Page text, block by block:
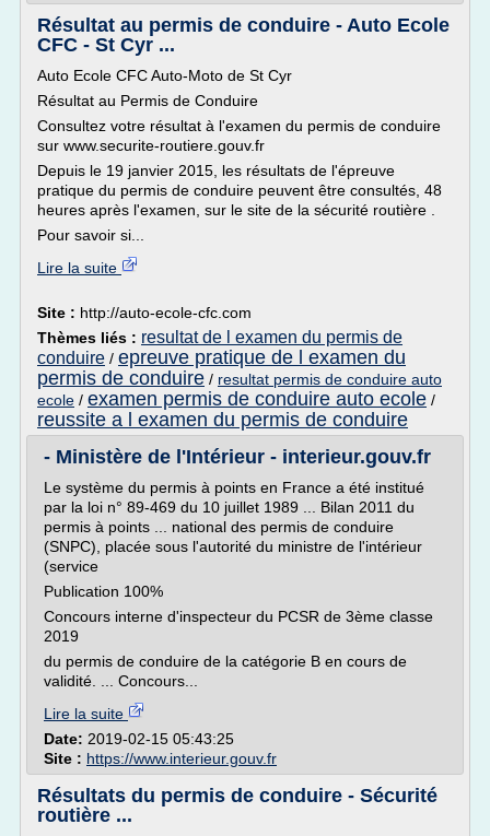
Résultat au permis de conduire - Auto Ecole
CFC - St Cyr ...
Auto Ecole CFC Auto-Moto de St Cyr
Résultat au Permis de Conduire
Consultez votre résultat à l'examen du permis de conduire
sur www.securite-routiere.gouv.fr
Depuis le 19 janvier 2015, les résultats de l'épreuve
pratique du permis de conduire peuvent être consultés, 48
heures après l'examen, sur le site de la sécurité routière .
Pour savoir si...
Lire la suite
Site : http://auto-ecole-cfc.com
Thèmes liés : resultat de l examen du permis de
conduire / epreuve pratique de l examen du
permis de conduire / resultat permis de conduire auto
ecole / examen permis de conduire auto ecole /
reussite a l examen du permis de conduire
- Ministère de l'Intérieur - interieur.gouv.fr
Le système du permis à points en France a été institué
par la loi n° 89-469 du 10 juillet 1989 ... Bilan 2011 du
permis à points ... national des permis de conduire
(SNPC), placée sous l'autorité du ministre de l'intérieur
(service
Publication 100%
Concours interne d'inspecteur du PCSR de 3ème classe
2019
du permis de conduire de la catégorie B en cours de
validité. ... Concours...
Lire la suite
Date: 2019-02-15 05:43:25
Site : https://www.interieur.gouv.fr
Résultats du permis de conduire - Sécurité
routière ...